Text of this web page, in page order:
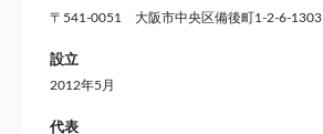
〒541-0051 大阪市中央区備後町1-2-6-1303
設立
2012年5月
代表